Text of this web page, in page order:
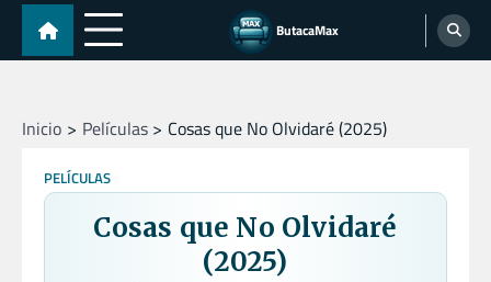
Skip
content
ButacaMax
Inicio Películas Cosas que No Olvidaré (2025)
PELÍCULAS
Cosas que No Olvidaré
(2025)